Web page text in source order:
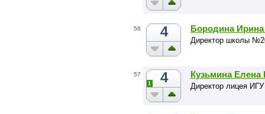
56 4 Бородина
Директор школы
57 4
1
Кузьмина
Директор лицея ИГУ